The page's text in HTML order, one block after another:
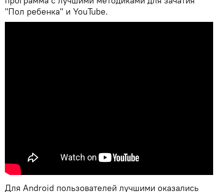
"Пол ребенка" и YouTube.
Для Android пользователей лучшими оказались